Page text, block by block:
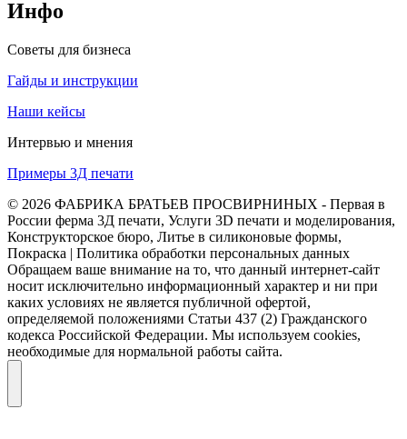
Инфо
Советы для бизнеса
Гайды и инструкции
Наши кейсы
Интервью и мнения
Примеры 3Д печати
© 2026 ФАБРИКА БРАТЬЕВ ПРОСВИРНИНЫХ - Первая в
России ферма 3Д печати, Услуги 3D печати и моделирования,
Конструкторское бюро, Литье в силиконовые формы,
Покраска | Политика обработки персональных данных
Обращаем ваше внимание на то, что данный интернет-сайт
носит исключительно информационный характер и ни при
каких условиях не является публичной офертой,
определяемой положениями Статьи 437 (2) Гражданского
кодекса Российской Федерации. Мы используем cookies,
необходимые для нормальной работы сайта.